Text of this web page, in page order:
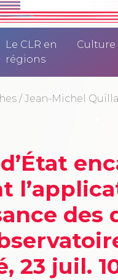
Le CLR en
régions
Culture
/ Jean-Michel
des
23 juil.